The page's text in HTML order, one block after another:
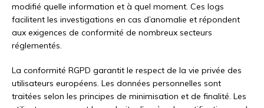
modifié quelle information et à quel moment. Ces logs
facilitent les investigations en cas d’anomalie et répondent
aux exigences de conformité de nombreux secteurs
réglementés.
La conformité RGPD garantit le respect de la vie privée des
utilisateurs européens. Les données personnelles sont
traitées selon les principes de minimisation et de finalité. Les